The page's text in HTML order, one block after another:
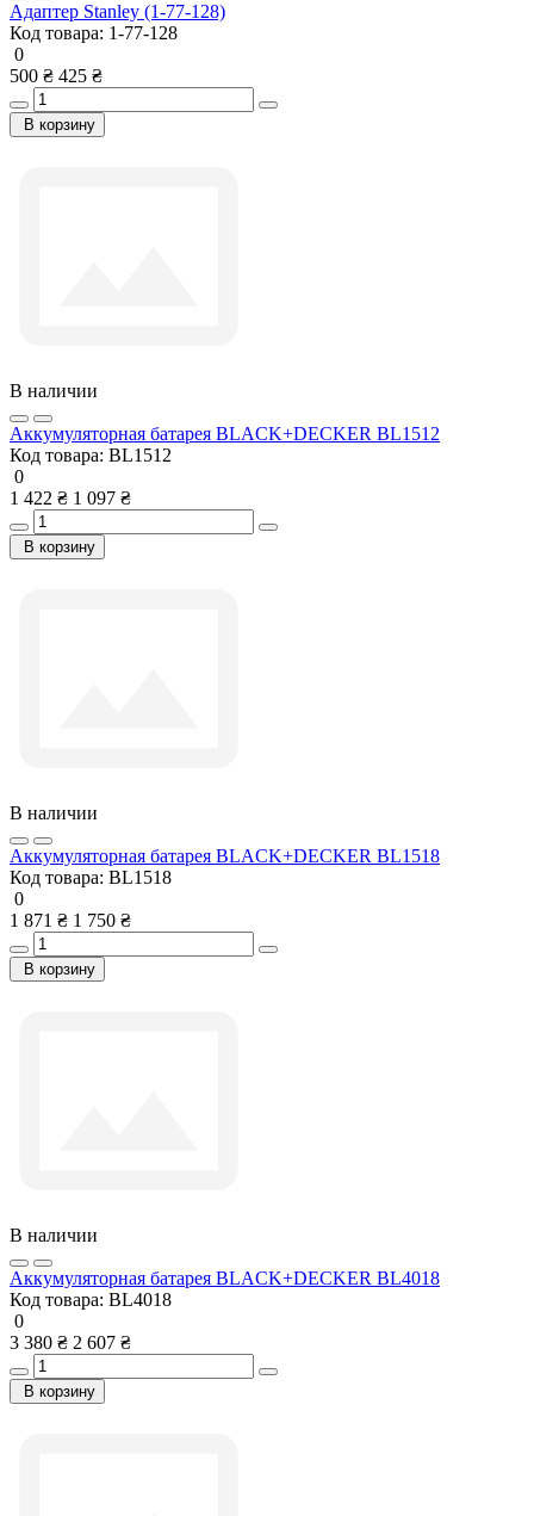
Адаптер Stanley (1-77-128)
Код товара: 1-77-128
0
500 ₴ 425 ₴
В корзину
В наличии
Аккумуляторная батарея BLACK+DECKER BL1512
Код товара: BL1512
0
1 422 ₴ 1 097 ₴
В корзину
В наличии
Аккумуляторная батарея BLACK+DECKER BL1518
Код товара: BL1518
0
1 871 ₴ 1 750 ₴
В корзину
В наличии
Аккумуляторная батарея BLACK+DECKER BL4018
Код товара: BL4018
0
3 380 ₴ 2 607 ₴
В корзину